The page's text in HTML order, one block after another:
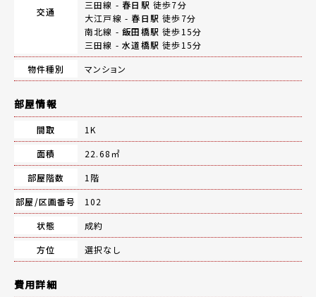
交通
三田線 - 春日駅 徒歩7分
大江戸線 - 春日駅 徒歩7分
南北線 -飯田橋駅 徒歩15分
三田線 -水道橋駅 徒歩15分
物件種別
マンション
部屋情報
間取
1K
面積
22.68㎡
部屋階数
1階
部屋/区画番号
102
状態
成約
方位
選択なし
費用詳細